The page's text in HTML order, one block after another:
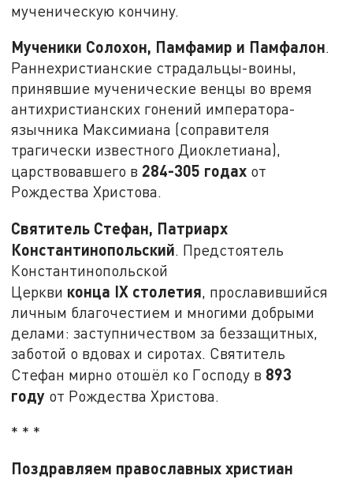
мученическую кончину.
Мученики Солохон, Памфамир и Памфалон.
Раннехристианские страдальцы-воины,
принявшие мученические венцы во время
антихристианских гонений императора-
язычника Максимиана (соправителя
трагически известного Диоклетиана),
царствовавшего в 284-305 годах от
Рождества Христова.
Святитель Стефан, Патриарх
Константинопольский. Предстоятель
Константинопольской
Церкви конца IX столетия, прославившийся
личным благочестием и многими добрыми
делами: заступничеством за беззащитных,
заботой о вдовах и сиротах. Святитель
Стефан мирно отошёл ко Господу в 893
году от Рождества Христова.
* * *
Поздравляем православных христиан